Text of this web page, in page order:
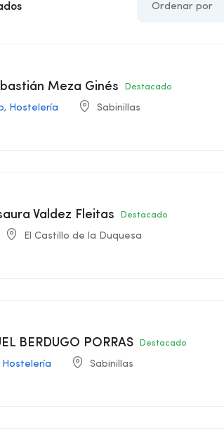
Ordenar por
Meza Ginés Destacado
, Hostelería Sabinillas
Valdez Fleitas Destacado
El Castillo de la Duquesa
BERDUGO PORRAS Destacado
Hostelería Sabinillas